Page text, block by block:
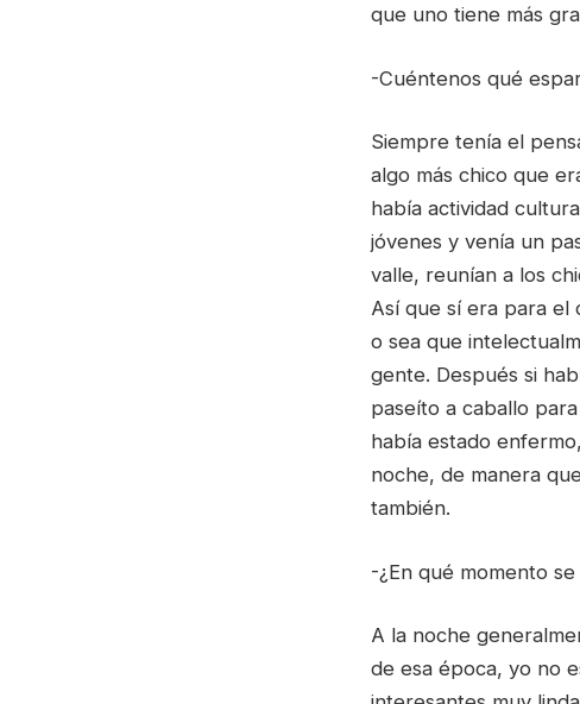
que uno tiene más
-Cuéntenos qué
Siempre tenía el
algo más chico que
había actividad
jóvenes y venía un
valle, reunían a los
Así que sí era para
o sea que
gente. Después si
paseíto a caballo
había estado
noche, de manera
también.
-¿En qué momento
A la noche
de esa época, yo no